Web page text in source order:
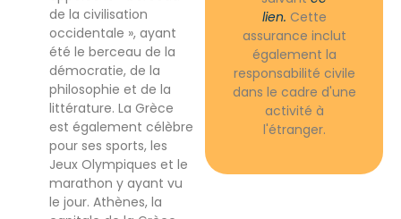
de la civilisation
occidentale », ayant
été le berceau de la
démocratie, de la
philosophie et de la
littérature. La Grèce
est également célèbre
pour ses sports, les
Jeux Olympiques et le
marathon y ayant vu
le jour. Athènes, la
lien. Cette
assurance inclut
également la
responsabilité civile
dans le cadre d'une
activité à
l'étranger.